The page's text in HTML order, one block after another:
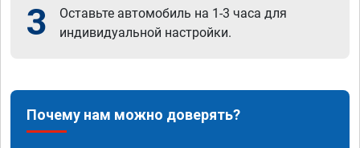
3
Оставьте автомобиль на 1-3 часа для
индивидуальной настройки.
Почему нам можно доверять?